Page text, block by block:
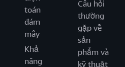
toán
đám
mây
Khả
năng
Câu hỏi
thường
gặp về
sản
phẩm và
kỹ thuật